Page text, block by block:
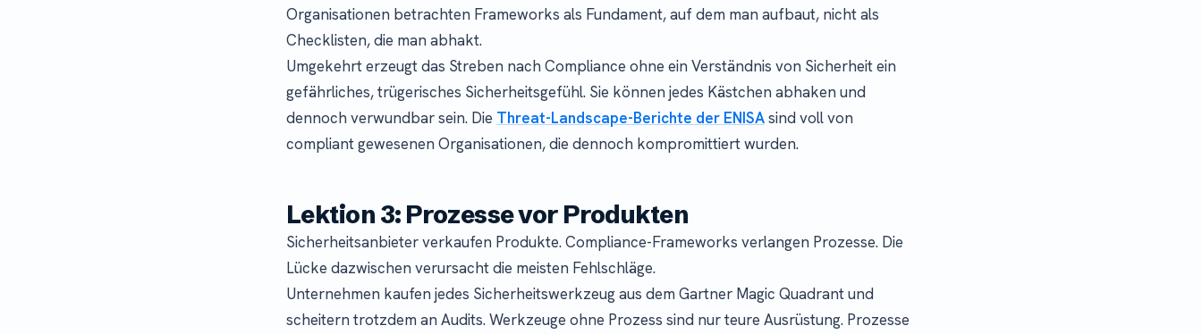
Organisationen betrachten Frameworks als Fundament, auf dem man aufbaut, nicht als
Checklisten, die man abhakt.
Umgekehrt erzeugt das Streben nach Compliance ohne ein Verständnis von Sicherheit ein
gefährliches, trügerisches Sicherheitsgefühl. Sie können jedes Kästchen abhaken und
dennoch verwundbar sein. Die Threat-Landscape-Berichte der ENISAsind voll von
compliant gewesenen Organisationen, die dennoch kompromittiert wurden.
Lektion 3: Prozesse vor Produkten
Sicherheitsanbieter verkaufen Produkte. Compliance-Frameworks verlangen Prozesse. Die
Lücke dazwischen verursacht die meisten Fehlschläge.
Unternehmen kaufen jedes Sicherheitswerkzeug aus dem Gartner Magic Quadrant und
scheitern trotzdem an Audits. Werkzeuge ohne Prozess sind nur teure Ausrüstung. Prozesse